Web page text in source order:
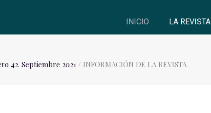
INICIO LA REVISTA
42. Septiembre 2021 / INFORMACIÓN DE LA REVISTA